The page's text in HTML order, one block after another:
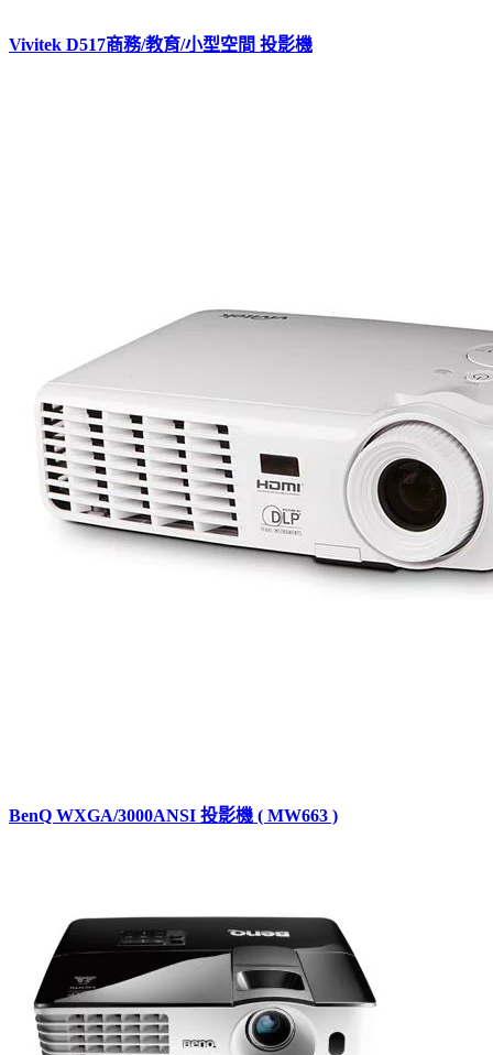
Vivitek D517商務/教育/小型空間 投影機
BenQ WXGA/3000ANSI 投影機 ( MW663 )